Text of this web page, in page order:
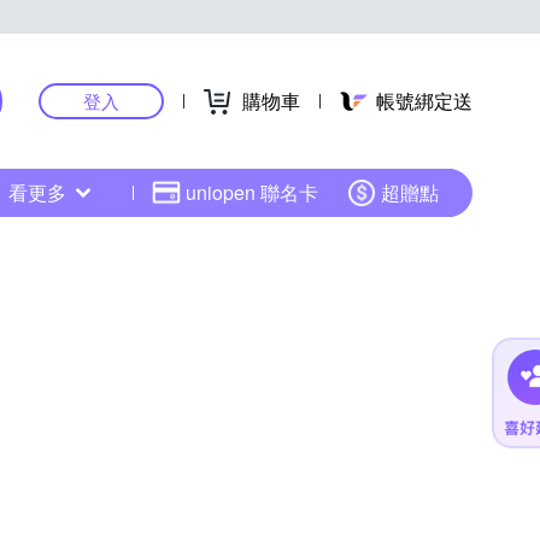
登入 購物車 帳號綁定送
看更多 uniopen 聯名卡 超贈點